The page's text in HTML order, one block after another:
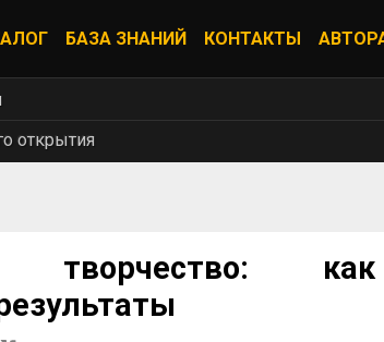
БАЗА ЗНАНИЙ КОНТАКТЫ
открытия
творчество: